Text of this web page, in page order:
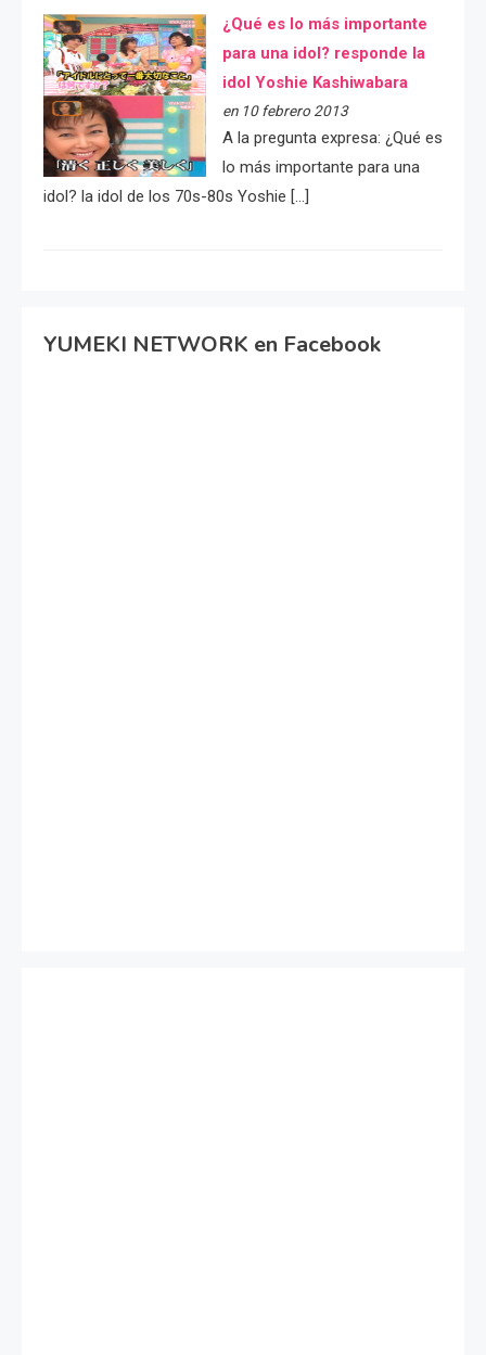
¿Qué es lo más importante
para una idol? responde la
idol Yoshie Kashiwabara
en 10 febrero 2013
A la pregunta expresa: ¿Qué es
lo más importante para una
idol? la idol de los 70s-80s Yoshie […]
YUMEKI NETWORK en Facebook